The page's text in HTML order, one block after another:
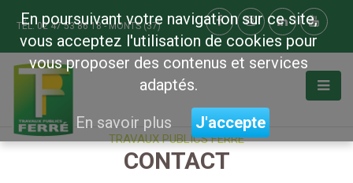
TÉL. 02 47 53 86 18 - MONTS (37)
TRAVAUX PUBLICS FERRÉ
CONTACT
En poursuivant votre navigation sur ce site,
vous acceptez l'utilisation de cookies pour
vous proposer des contenus et services
adaptés.
En savoir plus
J'accepte